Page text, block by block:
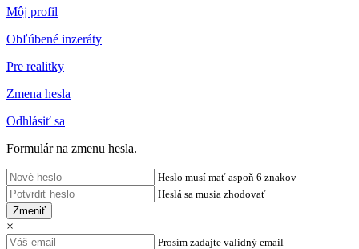
Môj profil
Obľúbené inzeráty
Pre realitky
Zmena hesla
Odhlásiť sa
Formulár na zmenu hesla.
Heslo musí mať aspoň 6 znakov
Heslá sa musia zhodovať
Zmeniť
×
Prosím zadajte validný email